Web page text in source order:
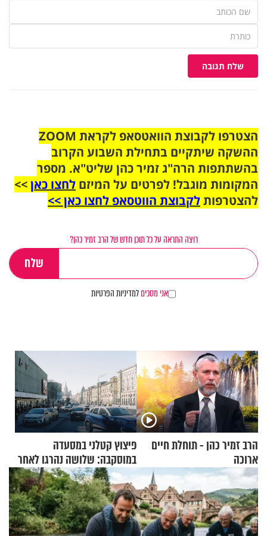
שלח תגובה
הצטרפו לקבוצת הוואטסאפ לקראת ZOOM
ההשקה שיתקיים בתחילת השבוע הקרוב
בהשתתפות הרה"ג זמיר כהן שליט"א. מספר
המקומות מוגבל! לפרטים על המיזם לחצו כאן>>
להצטרפותלקבוצת הווטסאפ לחצו כאן >>
רוצה התראה על כל תוכן חדש של הרב זמיר כהן?
אני מסכיםלמדיניות הפרטיות
הרב זמיר כהן - תוחלת חיים
ארוכה
פיצוץ קטלני במסעדה
במוסקבה: שלושה נהרגו לאחר
שמטען שנשאה אישה התפוצץ